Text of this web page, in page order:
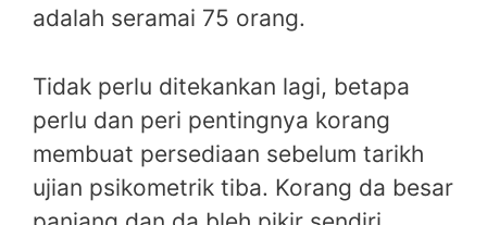
adalah seramai 75 orang.
Tidak perlu ditekankan lagi, betapa
perlu dan peri pentingnya korang
membuat persediaan sebelum tarikh
ujian psikometrik tiba. Korang da besar